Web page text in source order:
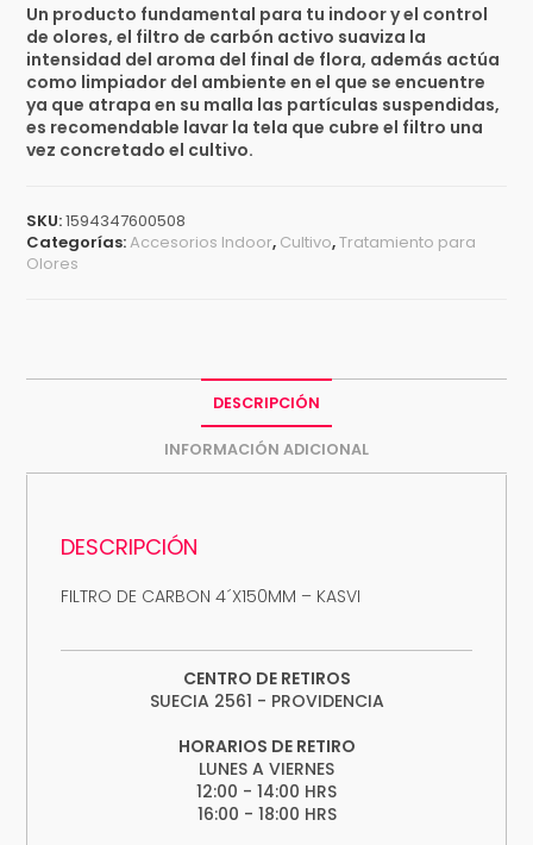
Un producto fundamental para tu indoor y el control
de olores, el filtro de carbón activo suaviza la
intensidad del aroma del final de flora, además actúa
como limpiador del ambiente en el que se encuentre
ya que atrapa en su malla las partículas suspendidas,
es recomendable lavar la tela que cubre el filtro una
vez concretado el cultivo.
SKU:1594347600508
Categorías:Accesorios Indoor, Cultivo,Tratamiento para
Olores
DESCRIPCIÓN
INFORMACIÓN ADICIONAL
DESCRIPCIÓN
FILTRO DE CARBON 4´X150MM – KASVI
CENTRO DE RETIROS
SUECIA 2561 - PROVIDENCIA
HORARIOS DE RETIRO
LUNES A VIERNES
12:00 - 14:00 HRS
16:00 - 18:00 HRS